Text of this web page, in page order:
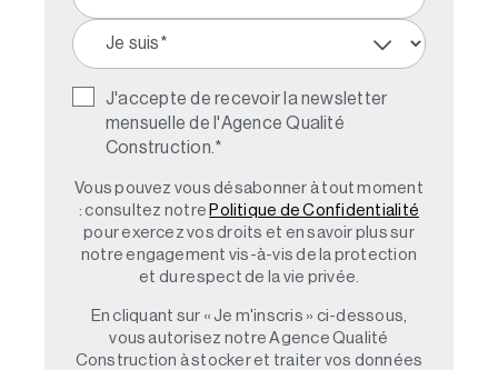
J'accepte de recevoir la newsletter
mensuelle de l'Agence Qualité
Construction. *
Vous pouvez vous désabonner à tout moment
: consultez notre Politique de Confidentialité
pour exercez vos droits et en savoir plus sur
notre engagement vis-à-vis de la protection
et du respect de la vie privée.
En cliquant sur « Je m'inscris » ci-dessous,
vous autorisez notre Agence Qualité
Construction à stocker et traiter vos données